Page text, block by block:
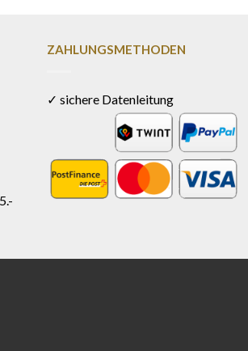
ZAHLUNGSMETHODEN
✓ sichere Datenleitung